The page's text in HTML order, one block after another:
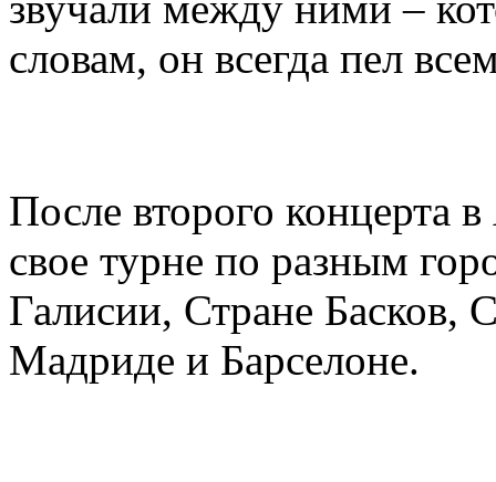
словам, он всегда пел
После второго концерта
свое турне по разным
Галисии, Стране Басков,
Мадриде и Барселоне.